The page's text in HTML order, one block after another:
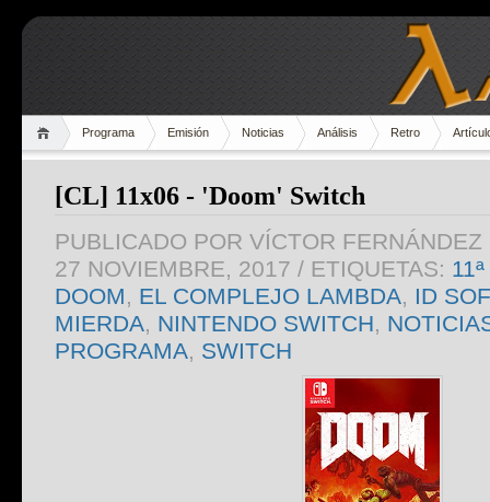
Programa Emisión Noticias Análisis Retro
[CL] 11x06 - 'Doom' Switch
PUBLICADO POR VÍCTOR
27 NOVIEMBRE, 2017 / ETIQUETAS:
DOOM
EL COMPLEJO LAMBDA
ID
MIERDA
NINTENDO SWITCH
PROGRAMA
SWITCH